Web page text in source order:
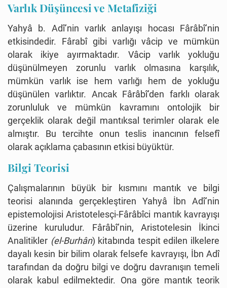
Varlık Düşüncesi ve Metafiziği
Yahyâ b. Adî’nin varlık anlayışı hocası Fârâbî’nin
etkisindedir. Fârabî gibi varlığı vâcip ve mümkün
olarak ikiye ayırmaktadır. Vâcip varlık yokluğu
düşünülmeyen zorunlu varlık olmasına karşılık,
mümkün varlık ise hem varlığı hem de yokluğu
düşünülen varlıktır. Ancak Fârâbî’den farklı olarak
zorunluluk ve mümkün kavramını ontolojik bir
gerçeklik olarak değil mantıksal terimler olarak ele
almıştır. Bu tercihte onun teslis inancının felsefî
olarak açıklama çabasının etkisi büyüktür.
Bilgi Teorisi
Çalışmalarının büyük bir kısmını mantık ve bilgi
teorisi alanında gerçekleştiren Yahyâ İbn Adî’nin
epistemolojisi Aristotelesçi-Fârâbîci mantık kavrayışı
üzerine kuruludur. Fârâbî’nin, Aristotelesin İkinci
Analitikler (el-Burhân) kitabında tespit edilen ilkelere
dayalı kesin bir bilim olarak felsefe kavrayışı, İbn Adî
tarafından da doğru bilgi ve doğru davranışın temeli
olarak kabul edilmektedir. Ona göre mantık teorik